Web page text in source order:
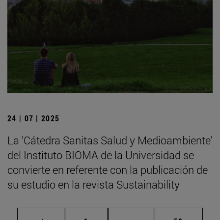
24 | 07 | 2025
La 'Cátedra Sanitas Salud y Medioambiente'
del Instituto BIOMA de la Universidad se
convierte en referente con la publicación de
su estudio en la revista Sustainability